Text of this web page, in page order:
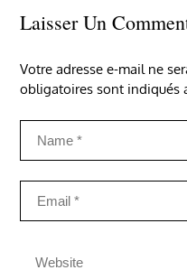
Laisser Un
Votre adresse e-mail ne
obligatoires sont indiqués